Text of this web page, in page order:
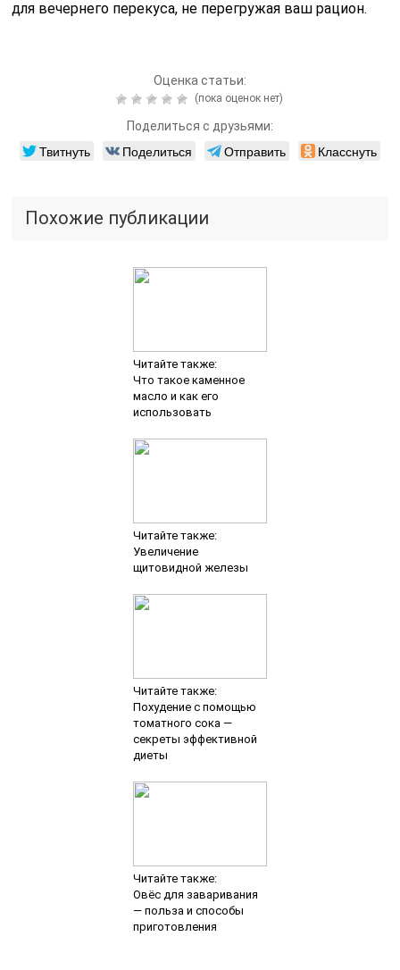
для вечернего перекуса, не перегружая ваш рацион.
Оценка статьи:
(пока оценок нет)
Поделиться с друзьями:
Твитнуть Поделиться Отправить Класснуть
Похожие публикации
Читайте также:
Что такое каменное
масло и как его
использовать
Читайте также:
Увеличение
щитовидной железы
Читайте также:
Похудение с помощью
томатного сока —
секреты эффективной
диеты
Читайте также:
Овёс для заваривания
— польза и способы
приготовления